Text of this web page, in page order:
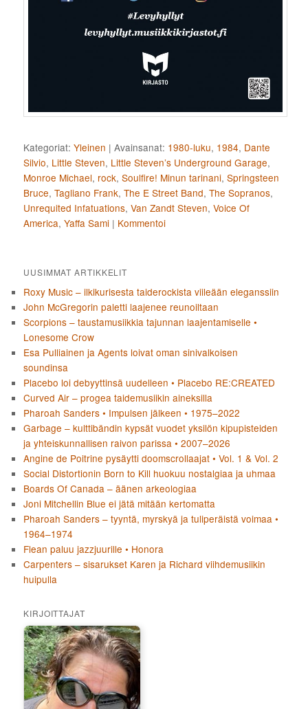
Kategoriat: Yleinen |Avainsanat: 1980-luku, 1984, Dante
Silvio, Little Steven, Little Steven’s Underground Garage,
Monroe Michael, rock,Soulfire! Minun tarinani,Springsteen
Bruce,Tagliano Frank,The E Street Band,The Sopranos,
Unrequited Infatuations,Van Zandt Steven,Voice Of
America,Yaffa Sami | Kommentoi
UUSIMMAT ARTIKKELIT
Roxy Music – ilkikurisesta taiderockista viileään eleganssiin
John McGregorin paletti laajenee reunoiltaan
Scorpions – taustamusiikkia tajunnan laajentamiselle •
Lonesome Crow
Esa Pulliainen ja Agents loivat oman sinivalkoisen
soundinsa
Placebo loi debyyttinsä uudelleen • Placebo RE:CREATED
Curved Air – progea taidemusiikin aineksilla
Pharoah Sanders • Impulsen jälkeen • 1975–2022
Garbage – kulttibändin kypsät vuodet yksilön kipupisteiden
ja yhteiskunnallisen raivon parissa • 2007–2026
Angine de Poitrine pysäytti doomscrollaajat • Vol. 1 & Vol. 2
Social Distortionin Born to Kill huokuu nostalgiaa ja uhmaa
Boards Of Canada – äänen arkeologiaa
Joni Mitchellin Blue ei jätä mitään kertomatta
Pharoah Sanders – tyyntä, myrskyä ja tuliperäistä voimaa •
1964–1974
Flean paluu jazzjuurille • Honora
Carpenters – sisarukset Karen ja Richard viihdemusiikin
huipulla
KIRJOITTAJAT